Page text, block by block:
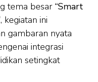
tema besar “Smart
, kegiatan ini
gambaran nyata
integrasi
setingkat